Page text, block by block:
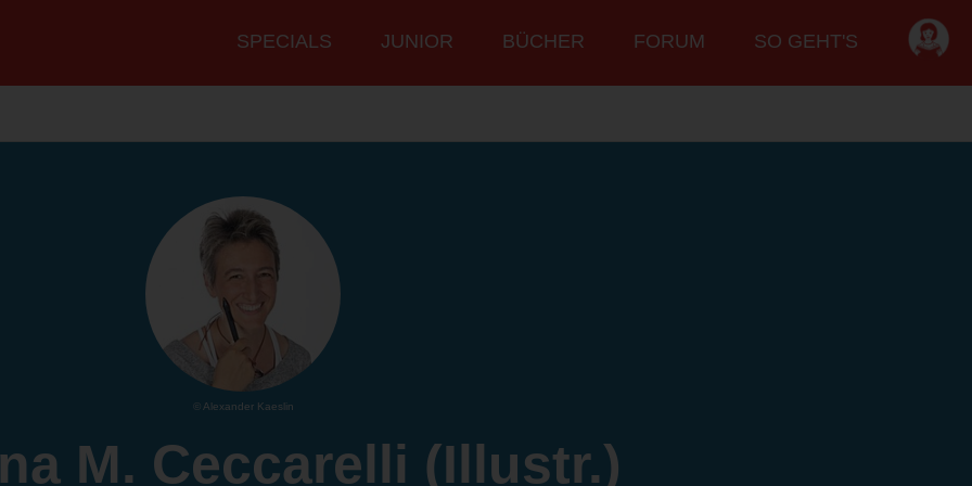
Hauptmenü
SPECIALS JUNIOR BÜCHER FORUM SO GEHT'S
© Alexander Kaeslin
M. Ceccarelli (Illustr.)